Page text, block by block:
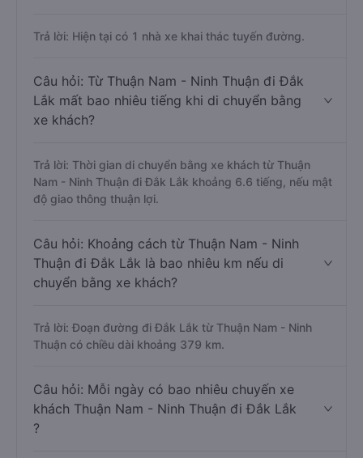
Trả lời: Hiện tại có 1 nhà xe khai thác tuyến đường.
Câu hỏi: Từ Thuận Nam - Ninh Thuận đi Đắk
Lắk mất bao nhiêu tiếng khi di chuyển bằng
xe khách?
Trả lời: Thời gian di chuyển bằng xe khách từ Thuận
Nam - Ninh Thuận đi Đắk Lắk khoảng 6.6 tiếng, nếu mật
độ giao thông thuận lợi.
Câu hỏi: Khoảng cách từ Thuận Nam - Ninh
Thuận đi Đắk Lắk là bao nhiêu km nếu di
chuyển bằng xe khách?
Trả lời: Đoạn đường đi Đắk Lắk từ Thuận Nam - Ninh
Thuận có chiều dài khoảng 379 km.
Câu hỏi: Mỗi ngày có bao nhiêu chuyến xe
khách Thuận Nam - Ninh Thuận đi Đắk Lắk
?